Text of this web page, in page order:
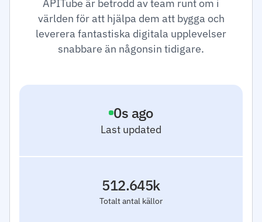
APITube är betrodd av team runt om i
världen för att hjälpa dem att bygga och
leverera fantastiska digitala upplevelser
snabbare än någonsin tidigare.
Last updated
1s ago
Totalt antal källor
512.645k